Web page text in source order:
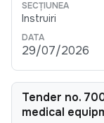
Instruiri
29/07/2026
Tender no.
medical